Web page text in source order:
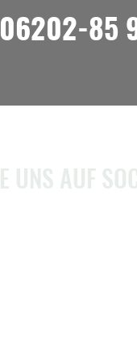
06202-85